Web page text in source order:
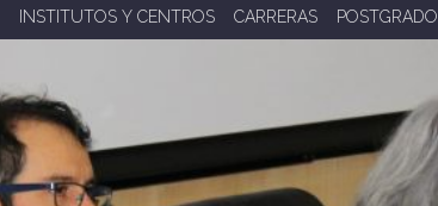
INSTITUTOS Y CENTROS CARRERAS POSTGRADO